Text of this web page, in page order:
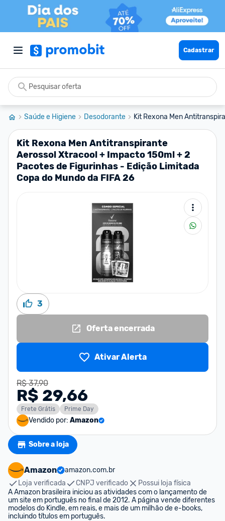
Cadastrar
Saúde e Higiene Desodorante Kit Rexona Men
Kit Rexona Men Antitranspirante
Aerossol Xtracool + Impacto 150ml + 2
Pacotes de Figurinhas - Edição Limitada
Copa do Mundo da FIFA 26
3
Oferta encerrada
Ativar Alerta
R$ 37,90
R$ 29,66
Frete Grátis Prime Day
Vendido por: Amazon
Sobre a loja
Amazon
amazon.com.br
Loja verificada
CNPJ verificado
Possui loja física
A Amazon brasileira iniciou as atividades com o lançamento de
um site em português no final de 2012. A página vende diferentes
modelos do Kindle, em reais, e mais de um milhão de e-books,
incluindo títulos em português.